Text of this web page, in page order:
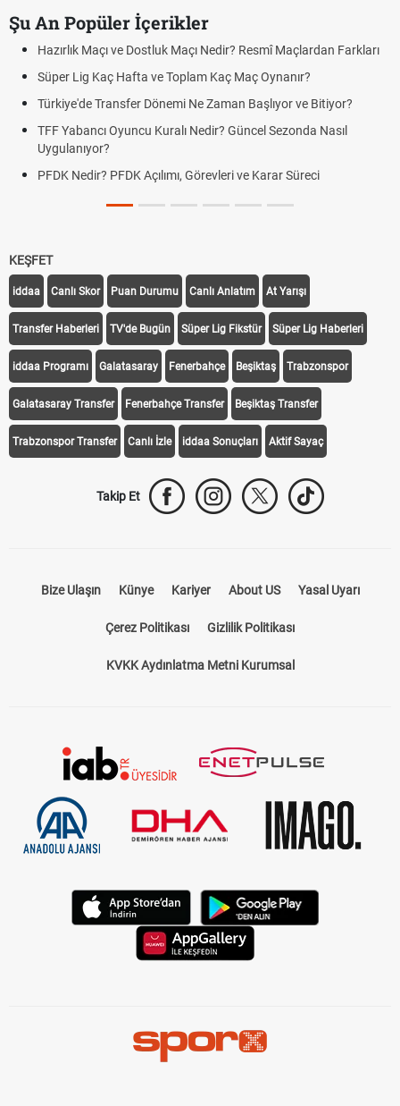
Şu An Popüler İçerikler
Hazırlık Maçı ve Dostluk Maçı Nedir? Resmî Maçlardan Farkları
Süper Lig Kaç Hafta ve Toplam Kaç Maç Oynanır?
Türkiye'de Transfer Dönemi Ne Zaman Başlıyor ve Bitiyor?
TFF Yabancı Oyuncu Kuralı Nedir? Güncel Sezonda Nasıl
Uygulanıyor?
PFDK Nedir? PFDK Açılımı, Görevleri ve Karar Süreci
KEŞFET
iddaa Canlı Skor Puan Durumu Canlı Anlatım At Yarışı
Transfer Haberleri TV'de Bugün Süper Lig Fikstür Süper Lig Haberleri
iddaa Programı Galatasaray Fenerbahçe Beşiktaş Trabzonspor
Galatasaray Transfer Fenerbahçe Transfer Beşiktaş Transfer
Trabzonspor Transfer Canlı İzle iddaa Sonuçları Aktif Sayaç
Takip Et
Bize Ulaşın Künye Kariyer About US Yasal Uyarı
Çerez Politikası Gizlilik Politikası
KVKK Aydınlatma Metni Kurumsal